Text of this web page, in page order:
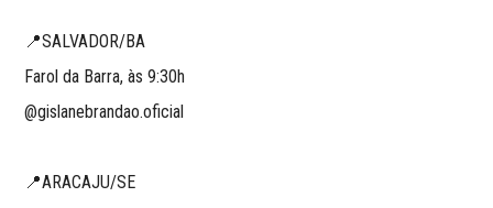
📍SALVADOR/BA
Farol da Barra, às 9:30h
@gislanebrandao.oficial
📍ARACAJU/SE